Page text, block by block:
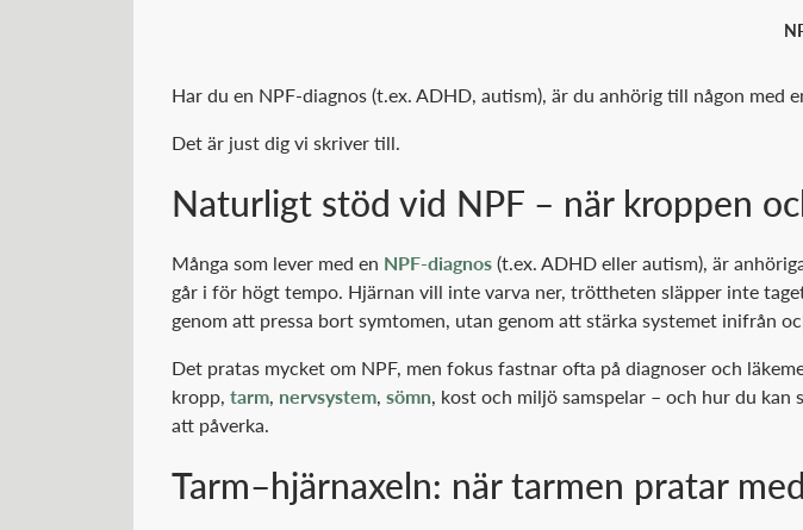
Har du en NPF-diagnos (t.ex. ADHD, autism), är du anhörig till någon med
Det är just dig vi skriver till.
Naturligt stöd vid NPF – när kroppen
Många som lever med en NPF-diagnos(t.ex. ADHD eller autism), är
går i för högt tempo. Hjärnan vill inte varva ner, tröttheten släpper inte
genom att pressa bort symtomen, utan genom att stärka systemet inifrån
Det pratas mycket om NPF, men fokus fastnar ofta på diagnoser och
kropp, tarm, nervsystem, sömn, kost och miljö samspelar – och hur du kan
att påverka.
Tarm–hjärnaxeln: när tarmen pratar